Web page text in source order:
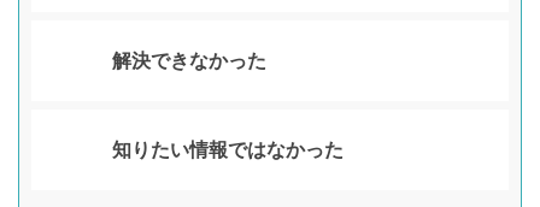
解決できなかった
知りたい情報ではなかった